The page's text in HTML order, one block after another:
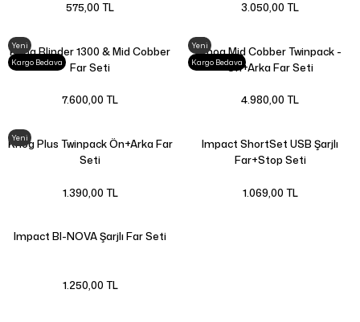
575,00 TL
3.050,00 TL
Yeni
Kargo Bedava
Knog Blinder 1300 & Mid Cobber
Far Seti
7.600,00 TL
Yeni
Kargo Bedava
Knog Mid Cobber Twinpack -
Ön+Arka Far Seti
4.980,00 TL
Yeni
Knog Plus Twinpack Ön+Arka Far
Seti
1.390,00 TL
Impact ShortSet USB Şarjlı
Far+Stop Seti
1.069,00 TL
Impact BI-NOVA Şarjlı Far Seti
1.250,00 TL